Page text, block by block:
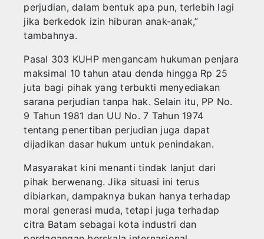
perjudian, dalam bentuk apa pun, terlebih lagi
jika berkedok izin hiburan anak-anak,”
tambahnya.
Pasal 303 KUHP mengancam hukuman penjara
maksimal 10 tahun atau denda hingga Rp 25
juta bagi pihak yang terbukti menyediakan
sarana perjudian tanpa hak. Selain itu, PP No.
9 Tahun 1981 dan UU No. 7 Tahun 1974
tentang penertiban perjudian juga dapat
dijadikan dasar hukum untuk penindakan.
Masyarakat kini menanti tindak lanjut dari
pihak berwenang. Jika situasi ini terus
dibiarkan, dampaknya bukan hanya terhadap
moral generasi muda, tetapi juga terhadap
citra Batam sebagai kota industri dan